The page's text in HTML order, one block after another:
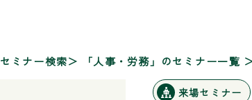
セミナー検索 「人事・労務」のセミナー一覧
来場セミナー